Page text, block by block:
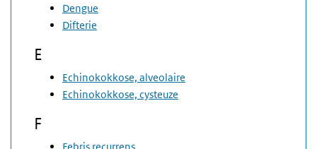
Dengue
Difterie
E
Echinokokkose, alveolaire
Echinokokkose, cysteuze
F